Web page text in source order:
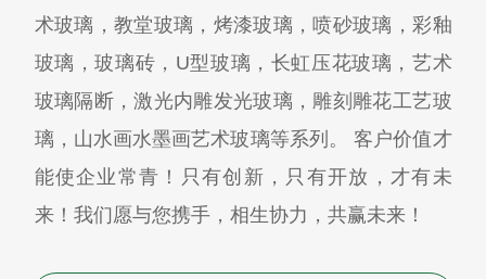
术玻璃，教堂玻璃，烤漆玻璃，喷砂玻璃，彩釉
玻璃，玻璃砖，U型玻璃，长虹压花玻璃，艺术
玻璃隔断，激光内雕发光玻璃，雕刻雕花工艺玻
璃，山水画水墨画艺术玻璃等系列。 客户价值才
能使企业常青！只有创新，只有开放，才有未
来！我们愿与您携手，相生协力，共赢未来！